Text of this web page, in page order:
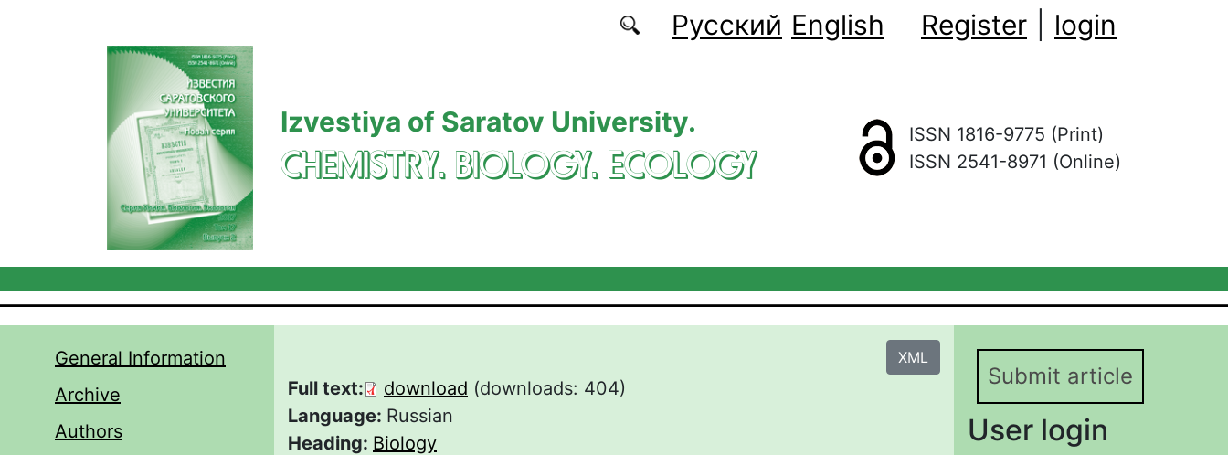
Русский English Register login
Izvestiya of Saratov University.
CHEMISTRY. BIOLOGY. ECOLOGY
ISSN 1816-9775 (Print)
ISSN 2541-8971 (Online)
General Information
Archive
Authors
XML
Full text: download (downloads: 404)
Language: Russian
Heading: Biology
Submit article
User login